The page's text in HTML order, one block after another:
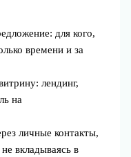
для кого,
времени и за
лендинг,
на
личные контакты,
вкладываясь в